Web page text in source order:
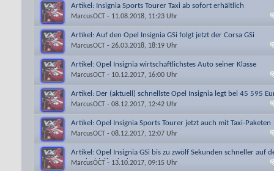
Artikel: Insignia Sports Tourer Taxi ab sofort erhältlich
MarcusOCT - 11.08.2018, 11:23 Uhr
Artikel: Auf den Opel Insignia GSi folgt jetzt der Corsa GSi
MarcusOCT - 26.03.2018, 18:19 Uhr
Artikel: Opel Insignia wirtschaftlichstes Auto seiner Klasse
MarcusOCT - 10.12.2017, 16:00 Uhr
Artikel: Der (aktuell) schnellste Opel Insignia legt bei 45 595
los
MarcusOCT - 08.12.2017, 12:42 Uhr
Artikel: Opel Insignia Sports Tourer jetzt auch mit Taxi-Paketen
MarcusOCT - 08.12.2017, 12:07 Uhr
Artikel: Opel Insignia GSi bis zu zwölf Sekunden schneller auf
Nordschleife als d
MarcusOCT - 13.10.2017, 09:15 Uhr